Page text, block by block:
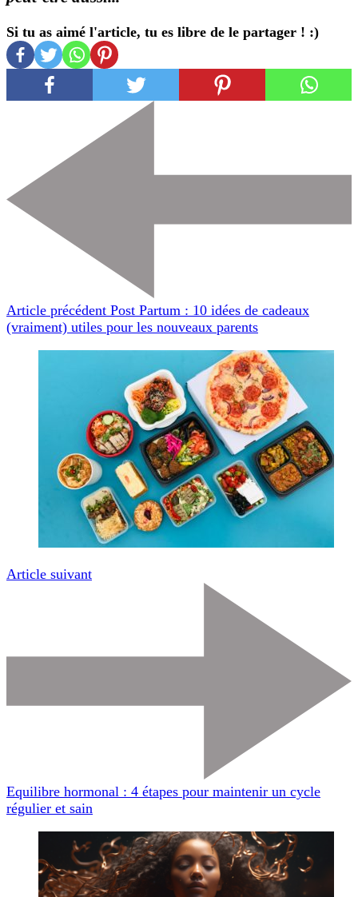
Si tu as aimé l'article, tu es libre de le partager ! :)
Article précédent Post Partum : 10 idées de cadeaux
(vraiment) utiles pour les nouveaux parents
Article suivant
Equilibre hormonal : 4 étapes pour maintenir un cycle
régulier et sain